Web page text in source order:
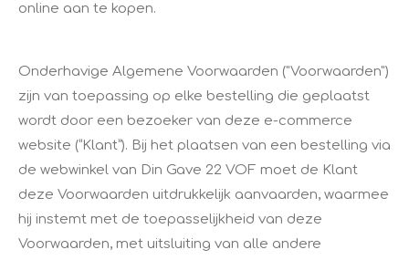
online aan te kopen.
Onderhavige Algemene Voorwaarden ("Voorwaarden")
zijn van toepassing op elke bestelling die geplaatst
wordt door een bezoeker van deze e-commerce
website (“Klant”). Bij het plaatsen van een bestelling via
de webwinkel van Din Gave 22 VOF moet de Klant
deze Voorwaarden uitdrukkelijk aanvaarden, waarmee
hij instemt met de toepasselijkheid van deze
Voorwaarden, met uitsluiting van alle andere